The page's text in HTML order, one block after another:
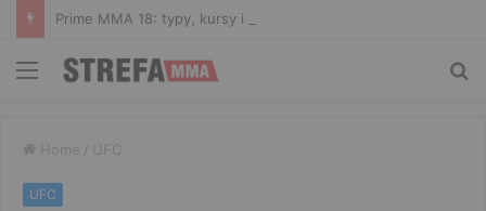
Menu
Home / UFC
UFC